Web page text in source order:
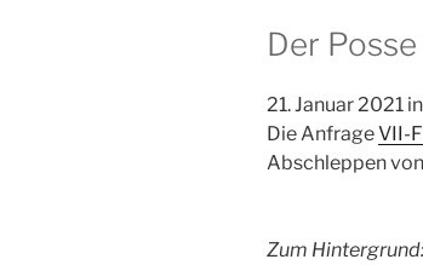
Der
21. Januar 2021
Die AnfrageVII-
Abschleppen
Zum Hintergrund: